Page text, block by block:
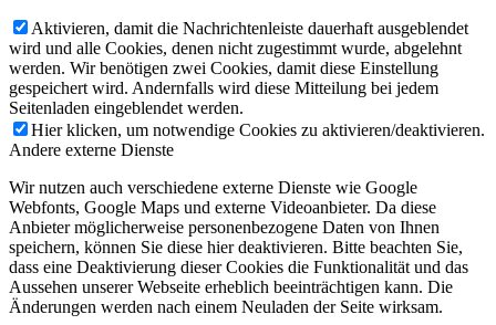
Aktivieren, damit die Nachrichtenleiste dauerhaft ausgeblendet
wird und alle Cookies, denen nicht zugestimmt wurde, abgelehnt
werden. Wir benötigen zwei Cookies, damit diese Einstellung
gespeichert wird. Andernfalls wird diese Mitteilung bei jedem
Seitenladen eingeblendet werden.
Hier klicken, um notwendige Cookies zu aktivieren/deaktivieren.
Andere externe Dienste
Wir nutzen auch verschiedene externe Dienste wie Google
Webfonts, Google Maps und externe Videoanbieter. Da diese
Anbieter möglicherweise personenbezogene Daten von Ihnen
speichern, können Sie diese hier deaktivieren. Bitte beachten Sie,
dass eine Deaktivierung dieser Cookies die Funktionalität und das
Aussehen unserer Webseite erheblich beeinträchtigen kann. Die
Änderungen werden nach einem Neuladen der Seite wirksam.